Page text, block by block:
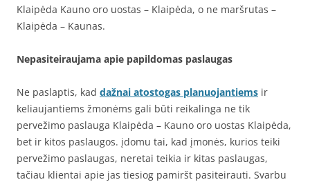
Klaipėda Kauno oro uostas – Klaipėda, o ne maršrutas –
Klaipėda – Kaunas.
Nepasiteiraujama apie papildomas paslaugas
Ne paslaptis, kad dažnai atostogas planuojantiems ir
keliaujantiems žmonėms gali būti reikalinga ne tik
pervežimo paslauga Klaipėda – Kauno oro uostas Klaipėda,
bet ir kitos paslaugos. įdomu tai, kad įmonės, kurios teiki
pervežimo paslaugas, neretai teikia ir kitas paslaugas,
tačiau klientai apie jas tiesiog pamiršt pasiteirauti. Svarbu